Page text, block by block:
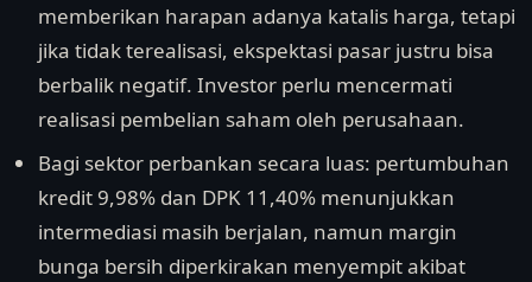
memberikan harapan adanya katalis harga, tetapi
jika tidak terealisasi, ekspektasi pasar justru bisa
berbalik negatif. Investor perlu mencermati
realisasi pembelian saham oleh perusahaan.
Bagi sektor perbankan secara luas: pertumbuhan
kredit 9,98% dan DPK 11,40% menunjukkan
intermediasi masih berjalan, namun margin
bunga bersih diperkirakan menyempit akibat